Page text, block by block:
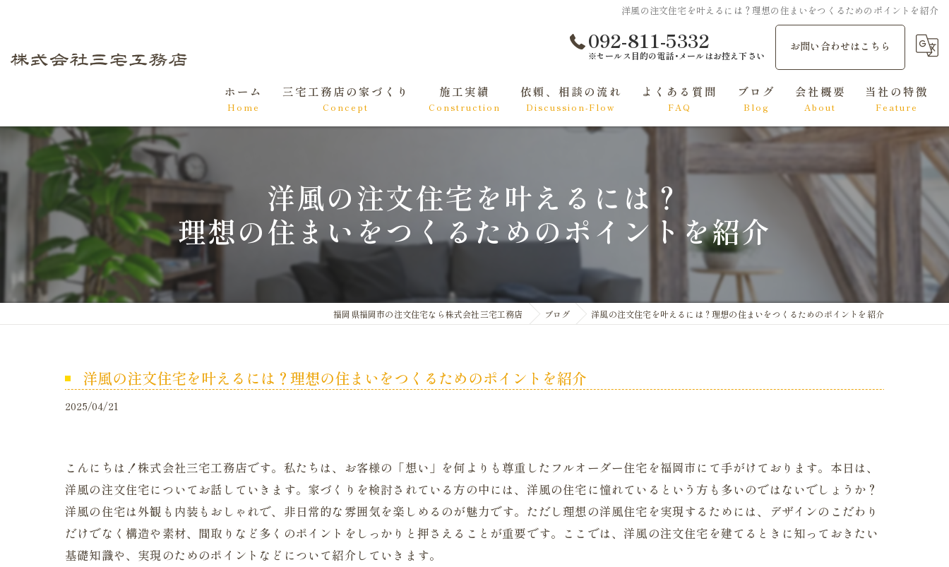
洋風の注文住宅を叶えるには？理想の住まいをつくるためのポイントを紹介
092-811-5332
※セールス目的の電話･メールはお控え下さい
お問い合わせはこちら
ホーム
Home
三宅工務店の家づくり
Concept
家づくりの基礎知識
施工実績
Construction
依頼、相談の流れ
Discussion-Flow
よくある質問
FAQ
ブログ
Blog
会社概要
About
当社の特徴
Feature
洋風
ナチュラル
エレガント
洋風の注文住宅を叶えるには？
理想の住まいをつくるためのポイントを紹介
福岡県福岡市の注文住宅なら株式会社三宅工務店 ブログ 洋風の注文住宅を叶えるには？理想の住まいをつくるためのポイントを紹介
洋風の注文住宅を叶えるには？理想の住まいをつくるためのポイントを紹介
2025/04/21
こんにちは！株式会社三宅工務店です。私たちは、お客様の「想い」を何よりも尊重したフルオーダー住宅を福岡市にて手がけております。本日は、
洋風の注文住宅についてお話していきます。家づくりを検討されている方の中には、洋風の住宅に憧れているという方も多いのではないでしょうか？
洋風の住宅は外観も内装もおしゃれで、非日常的な雰囲気を楽しめるのが魅力です。ただし理想の洋風住宅を実現するためには、デザインのこだわり
だけでなく構造や素材、間取りなど多くのポイントをしっかりと押さえることが重要です。ここでは、洋風の注文住宅を建てるときに知っておきたい
基礎知識や、実現のためのポイントなどについて紹介していきます。